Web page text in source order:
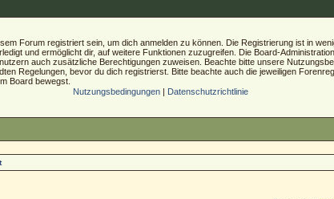
Forum registriert sein, um dich anmelden zu können. Die Registrierung ist in
und ermöglicht dir, auf weitere Funktionen zuzugreifen. Die Board-
auch zusätzliche Berechtigungen zuweisen. Beachte bitte unsere
Regelungen, bevor du dich registrierst. Bitte beachte auch die jeweiligen
Board bewegst.
Nutzungsbedingungen | Datenschutzrichtlinie